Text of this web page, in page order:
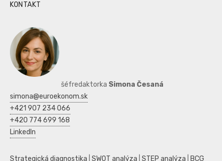
KONTAKT
šéfredaktorka Simona Česaná
simona@euroekonom.sk
+421 907 234 066
+420 774 699 168
LinkedIn
Strategická diagnostika SWOT analýza STEP analýza
BCG